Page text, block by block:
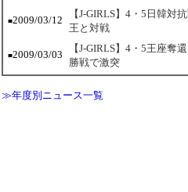
■2009/03/12
【J-GIRLS】4・5日韓対
王と対戦
■2009/03/03
【J-GIRLS】4・5王座奪
勝戦で激突
≫年度別ニュース一覧